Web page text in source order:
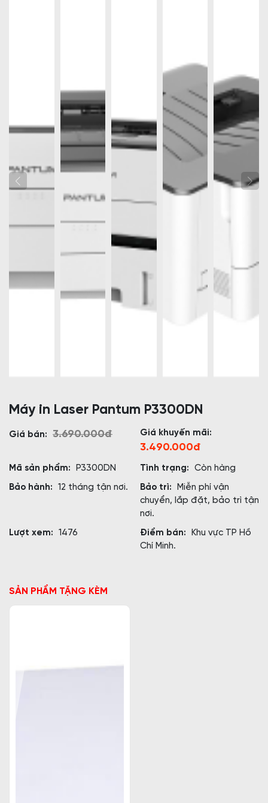
Máy in Laser Pantum P3300DN
Giá bán: 3.690.000đ Giá khuyến mãi:
3.490.000đ
Mã sản phẩm: P3300DN Tình trạng:
Còn hàng
Bảo hành:
12 tháng tận nơi. Bảo trì:
Miễn phí vận
chuyển, lắp đặt, bảo trì tận
nơi.
Lượt xem:
1476 Điểm bán:
Khu vực TP Hồ
Chí Minh.
SẢN PHẨM TẶNG KÈM